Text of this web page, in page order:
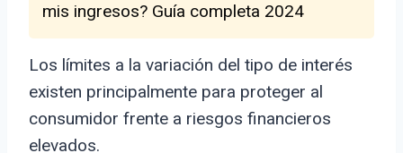
mis ingresos? Guía completa 2024
Los límites a la variación del tipo de interés
existen principalmente para proteger al
consumidor frente a riesgos financieros
elevados.